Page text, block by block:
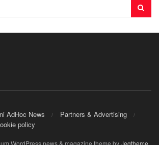
AdHoc News
Partners & Advertising
policy
WordPress news & magazine theme byJegtheme.